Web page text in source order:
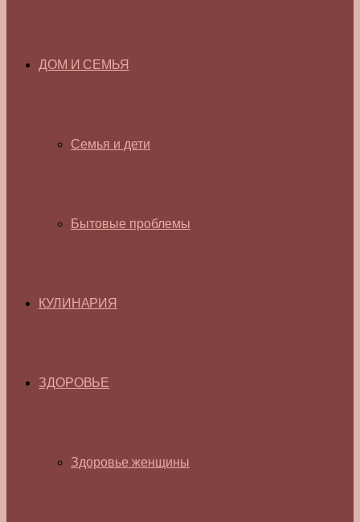
ДОМ И СЕМЬЯ
Семья и дети
Бытовые проблемы
КУЛИНАРИЯ
ЗДОРОВЬЕ
Здоровье женщины